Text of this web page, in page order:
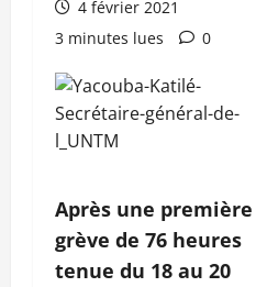
4 février 2021
3 minutes lues
0
Après une première
grève de 76 heures
tenue du 18 au 20